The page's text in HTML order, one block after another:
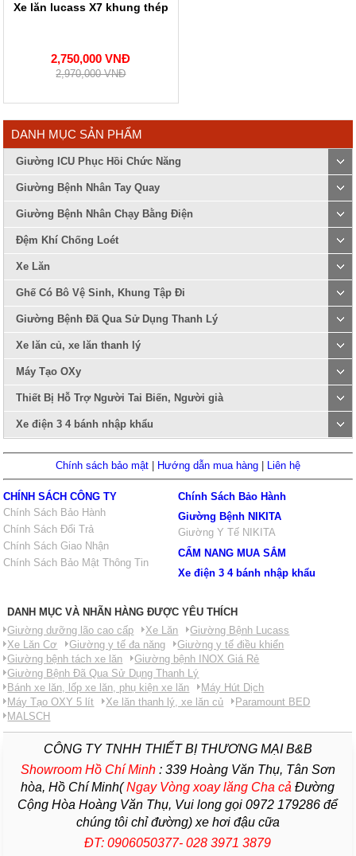
Xe lăn lucass X7 khung thép
2,750,000 VNĐ
2,970,000 VNĐ
DANH MỤC SẢN PHẨM
Giường ICU Phục Hồi Chức Năng
Giường Bệnh Nhân Tay Quay
Giường Bệnh Nhân Chạy Bằng Điện
Đệm Khí Chống Loét
Xe Lăn
Ghế Có Bô Vệ Sinh, Khung Tập Đi
Giường Bệnh Đã Qua Sử Dụng Thanh Lý
Xe lăn củ, xe lăn thanh lý
Máy Tạo OXy
Thiết Bị Hỗ Trợ Người Tai Biến, Người già
Xe điện 3 4 bánh nhập khẩu
Chính sách bảo mật Hướng dẫn mua hàng Liên hệ
CHÍNH SÁCH CÔNG TY
Chính Sách Bảo Hành
Chính Sách Đổi Trả
Chính Sách Giao Nhận
Chính Sách Bảo Mật Thông Tin
Chính Sách Bảo Hành
Giường Bệnh NIKITA
Giường Y Tế NIKITA
CẨM NANG MUA SẮM
Xe điện 3 4 bánh nhập khẩu
DANH MỤC VÀ NHÃN HÀNG ĐƯỢC YÊU THÍCH
Giường dưỡng lão cao cấp
Xe Lăn
Giường Bệnh Lucass
Xe Lăn Cơ
Giường y tế đa năng
Giường y tế điều khiển
Giường bệnh tách xe lăn
Giường bệnh INOX Giá Rẻ
Giường Bệnh Đã Qua Sử Dụng Thanh Lý
Bánh xe lăn, lốp xe lăn, phụ kiện xe lăn
Máy Hút Dịch
Máy Tạo OXY 5 lít
Xe lăn thanh lý, xe lăn củ
Paramount BED
MALSCH
CÔNG TY TNHH THIẾT BỊ THƯƠNG MẠI B&B
Showroom Hồ Chí Minh:339 Hoàng Văn Thụ, Tân Sơn
hòa, Hồ Chí Minh(Ngay Vòng xoay lăng Cha cả Đường
Cộng Hòa Hoàng Văn Thụ, Vui long gọi 0972 179286 để
chúng tôi chỉ đường) xe hơi đậu cữa
ĐT: 0906050377- 028 3971 3879